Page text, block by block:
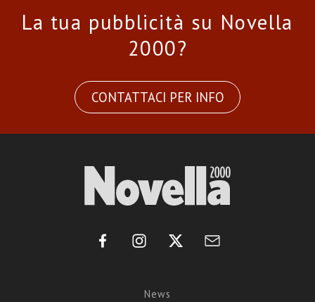
La tua pubblicità su Novella
2000?
CONTATTACI PER INFO
News